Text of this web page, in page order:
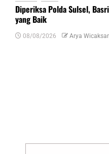
Diperiksa Polda Sulsel,
yang Baik
08/08/2026 Arya